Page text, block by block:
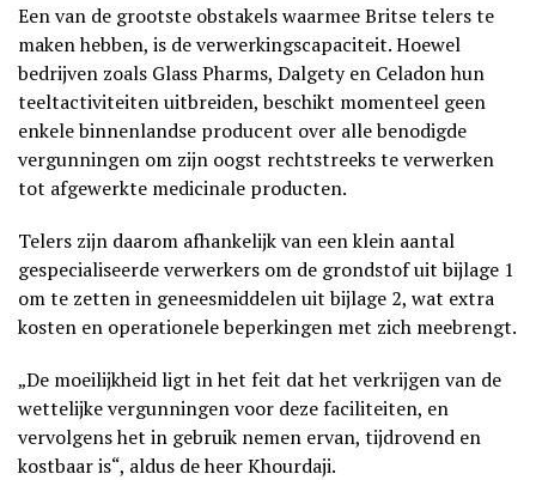
Een van de grootste obstakels waarmee Britse telers te
maken hebben, is de verwerkingscapaciteit. Hoewel
bedrijven zoals Glass Pharms, Dalgety en Celadon hun
teeltactiviteiten uitbreiden, beschikt momenteel geen
enkele binnenlandse producent over alle benodigde
vergunningen om zijn oogst rechtstreeks te verwerken
tot afgewerkte medicinale producten.
Telers zijn daarom afhankelijk van een klein aantal
gespecialiseerde verwerkers om de grondstof uit bijlage 1
om te zetten in geneesmiddelen uit bijlage 2, wat extra
kosten en operationele beperkingen met zich meebrengt.
„De moeilijkheid ligt in het feit dat het verkrijgen van de
wettelijke vergunningen voor deze faciliteiten, en
vervolgens het in gebruik nemen ervan, tijdrovend en
kostbaar is“, aldus de heer Khourdaji.